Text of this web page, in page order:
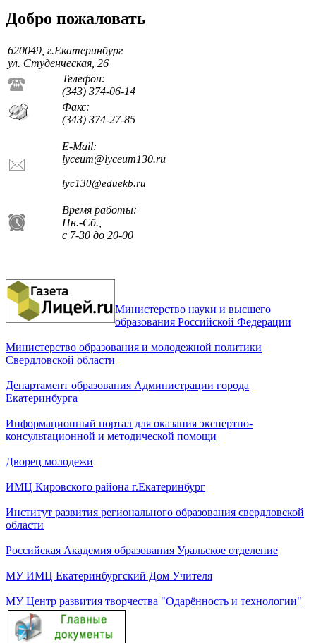
Добро пожаловать
620049, г.Екатеринбург
ул. Студенческая, 26
Телефон:
(343) 374-06-14
Факс:
(343) 374-27-85
E-Mail:
lyceum@lyceum130.ru
lyc130@eduekb.ru
Время работы:
Пн.-Сб.,
с 7-30 до 20-00
Министерство науки и высшего
образования Российской Федерации
Министерство образования и молодежной политики
Свердловской области
Департамент образования Администрации города
Екатеринбурга
Информационный портал для оказания экспертно-
консультационной и методической помощи
Дворец молодежи
ИМЦ Кировского района г.Екатеринбург
Институт развития регионального образования свердловской
области
Российская Академия образования Уральское отделение
МУ ИМЦ Екатеринбургский Дом Учителя
МУ Центр развития творчества "Одарённость и технологии"